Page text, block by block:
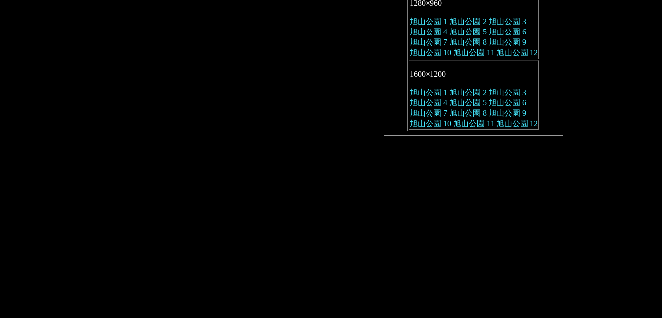
1280×960
旭山公園 1 旭山公園 2 旭山公園 3
旭山公園 4 旭山公園 5 旭山公園 6
旭山公園 7 旭山公園 8 旭山公園 9
旭山公園 10 旭山公園 11 旭山公園 12
1600×1200
旭山公園 1 旭山公園 2 旭山公園 3
旭山公園 4 旭山公園 5 旭山公園 6
旭山公園 7 旭山公園 8 旭山公園 9
旭山公園 10 旭山公園 11 旭山公園 12